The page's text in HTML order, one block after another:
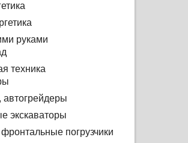
руками
техника
автогрейдеры
экскаваторы
погрузчики